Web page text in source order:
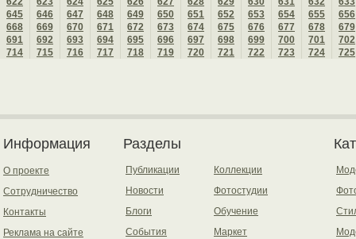
645
646 647 648 649 650 651 652 653 654 655
656
668
669 670 671 672 673 674 675 676 677 678
679
691
692 693 694 695 696 697 698 699 700 701
702
714
715 716 717 718 719 720 721 722 723 724 725
Информация
О проекте
Сотрудничество
Контакты
Реклама на сайте
Разделы
Публикации
Новости
Блоги
События
Коллекции
Фотостудии
Обучение
Маркет